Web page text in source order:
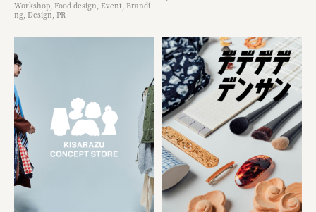
Workshop, Food design, Event, Brandi
ng, Design, PR